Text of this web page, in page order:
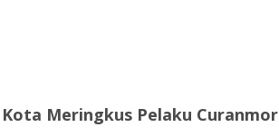
Meringkus Pelaku Curanmor